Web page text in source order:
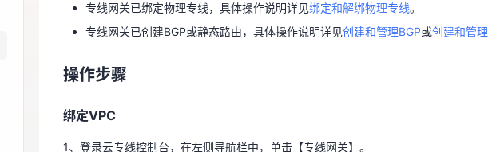
免费试用中心 HOT
多款云产品免费试用，快来开启云上之旅
天翼云用户体验官
您的洞察，重塑科技边界
操作步骤
2、在专线网关页面，选择目标专线网关，在操作列中单击【详情】。
3、在专线网关详情-VPC页签，单击【绑定VPC】，配置以下参数信息，然后单击【确
专线网关已绑定物理专线，具体操作说明详见绑定和解绑物理专线。
专线网关已创建BGP或静态路由，具体操作说明详见创建和管理BGP或创建和管
操作步骤
绑定VPC
1、登录云专线控制台，在左侧导航栏中，单击【专线网关】。